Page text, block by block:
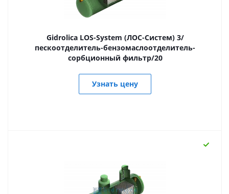
Gidrolica LOS-System (ЛОС-Систем) 3/
пескоотделитель-бензомаслоотделитель-
сорбционный фильтр/20
Узнать цену